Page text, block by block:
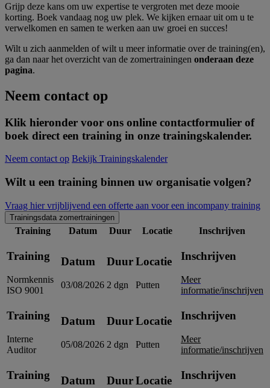
Grijp deze kans om uw expertise te vergroten met deze mooie
korting. Boek vandaag nog uw plek. We kijken ernaar uit om u te
verwelkomen en samen te werken aan uw groei en succes!
Wilt u zich aanmelden of wilt u meer informatie over de training(en),
ga dan naar het overzicht van de zomertrainingen onderaan deze
pagina.
Neem contact op
Klik hieronder voor ons online contactformulier of
boek direct een training in onze trainingskalender.
Neem contact op Bekijk Trainingskalender
Wilt u een training binnen uw organisatie volgen?
Vraag hier vrijblijvend een offerte aan voor een incompany training
Trainingsdata zomertrainingen
Training Datum Duur Locatie Inschrijven
Training
Normkennis
ISO 9001
Datum
03/08/2026
Duur
2 dgn
Locatie
Putten
Inschrijven
Meer
informatie/inschrijven
Training
Interne
Auditor
Datum
05/08/2026
Duur
2 dgn
Locatie
Putten
Inschrijven
Meer
informatie/inschrijven
Training Datum DuurLocatie Inschrijven